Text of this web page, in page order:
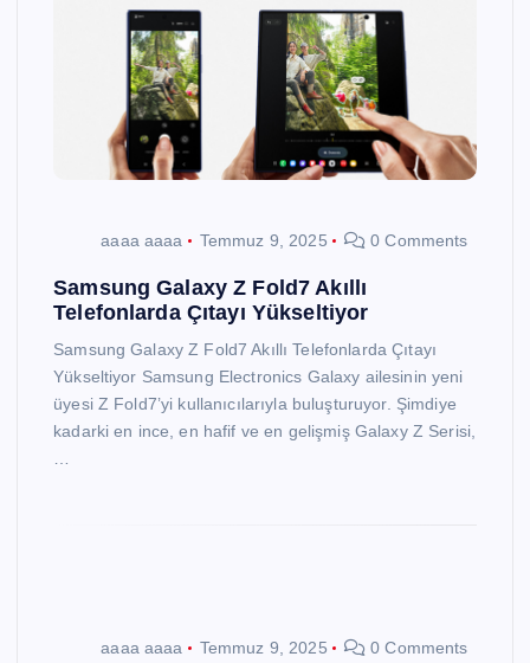
aaaa aaaa Temmuz 9, 2025 0 Comments
Samsung Galaxy Z Fold7 Akıllı
Telefonlarda Çıtayı Yükseltiyor
Samsung Galaxy Z Fold7 Akıllı Telefonlarda Çıtayı
Yükseltiyor Samsung Electronics Galaxy ailesinin yeni
üyesi Z Fold7’yi kullanıcılarıyla buluşturuyor. Şimdiye
kadarki en ince, en hafif ve en gelişmiş Galaxy Z Serisi,
aaaa aaaa Temmuz 9, 2025 0 Comments